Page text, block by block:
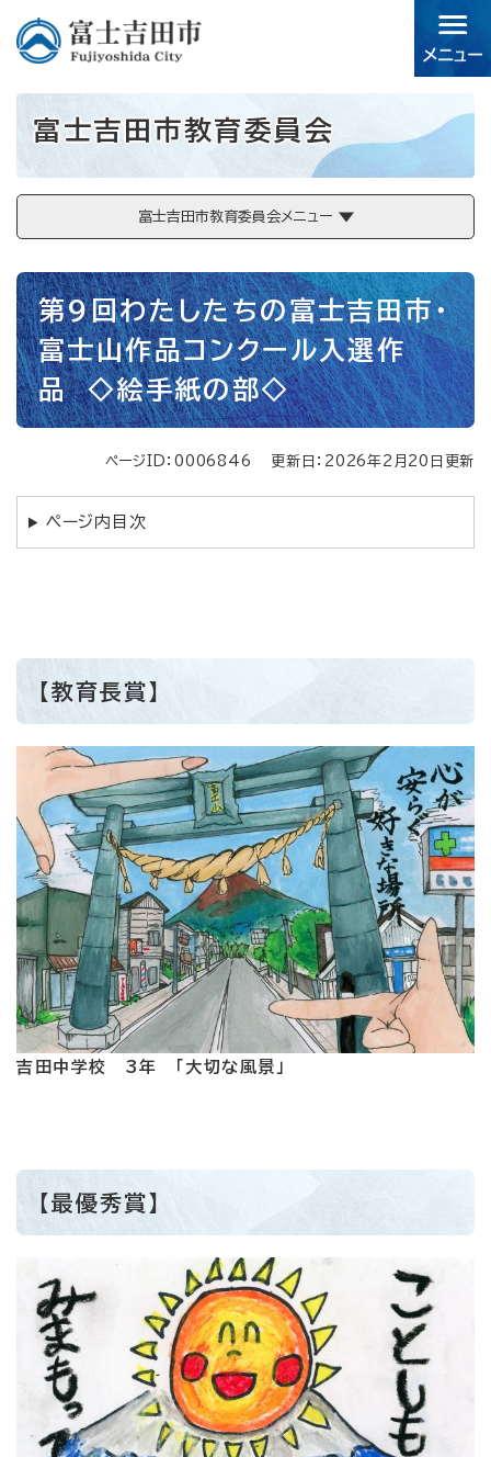
の
す。
富士吉田市教育委員会
富士吉田市教育委員会メニュー
本
文 第9回わたしたちの富士吉田市・
富士山作品コンクール入選作
品 ◇絵手紙の部◇
ページID：0006846 更新日：2026年2月20日更新
ページ内目次
【教育長賞】
吉田中学校 3年 「大切な風景」
【最優秀賞】